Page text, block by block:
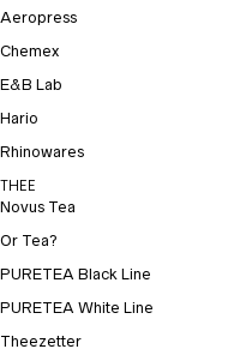
Aeropress
Chemex
E&B Lab
Hario
Rhinowares
THEE
Novus Tea
Or Tea?
PURETEA Black Line
PURETEA White Line
Theezetter